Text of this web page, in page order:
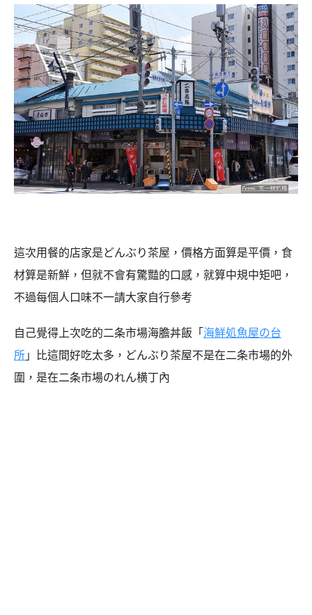
這次用餐的店家是どんぶり茶屋，價格方面算是平價，食
材算是新鮮，但就不會有驚豔的口感，就算中規中矩吧，
不過每個人口味不一請大家自行參考
自己覺得上次吃的二条市場海膽丼飯「 海鮮処魚屋の台
所 」比這間好吃太多，どんぶり茶屋不是在二条市場的外
圍，是在二条市場のれん横丁內